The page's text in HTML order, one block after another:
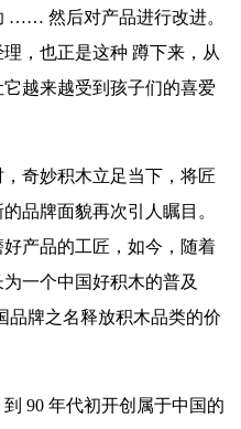
…… 然后对产品进行改进。
，也正是这种 蹲下来，从
越来越受到孩子们的喜爱
奇妙积木立足当下，将匠
品牌面貌再次引人瞩目。
产品的工匠，如今，随着
一个中国好积木的普及
品牌之名释放积木品类的价
90 年代初开创属于中国的